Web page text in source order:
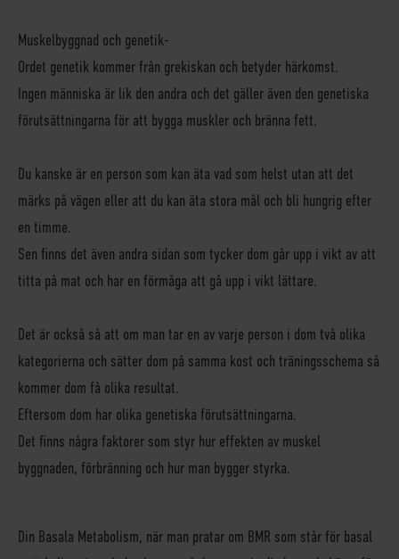
Muskelbyggnad och genetik-
Ordet genetik kommer från grekiskan och betyder härkomst.
Ingen människa är lik den andra och det gäller även den genetiska
förutsättningarna för att bygga muskler och bränna fett.
Du kanske är en person som kan äta vad som helst utan att det
märks på vägen eller att du kan äta stora mål och bli hungrig efter
en timme.
Sen finns det även andra sidan som tycker dom går upp i vikt av att
titta på mat och har en förmåga att gå upp i vikt lättare.
Det är också så att om man tar en av varje person i dom två olika
kategorierna och sätter dom på samma kost och träningsschema så
kommer dom få olika resultat.
Eftersom dom har olika genetiska förutsättningarna.
Det finns några faktorer som styr hur effekten av muskel
byggnaden, förbränning och hur man bygger styrka.
Din Basala Metabolism, när man pratar om BMR som står för basal